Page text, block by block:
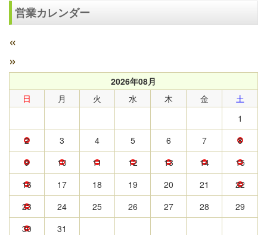
営業カレンダー
«
»
2026年08月
日
月 火 水 木 金
土
1
2
3 4 5 6 7
8
9
10 11 12 13 14
15
16
17 18 19 20 21
22
23
24 25 26 27 28
29
30
31